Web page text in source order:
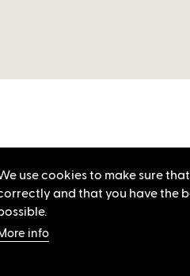
use cookies to make sure
and that you have the
info